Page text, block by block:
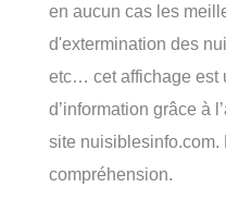
en aucun cas les
d'extermination des
etc… cet affichage est
d’information grâce à
site nuisiblesinfo.com.
compréhension.